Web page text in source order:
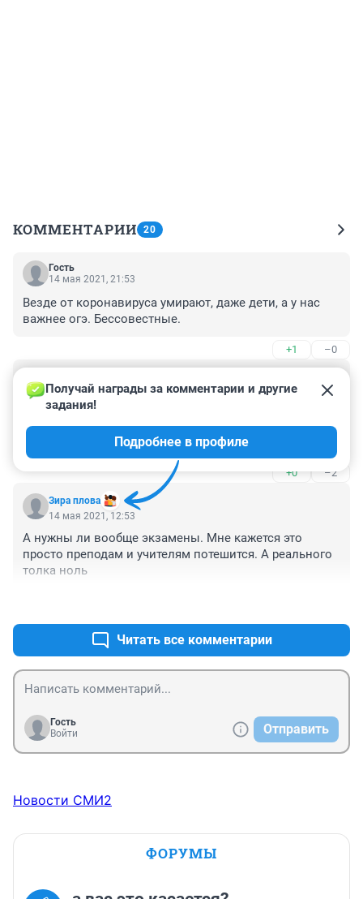
КОММЕНТАРИИ 20
Гость
14 мая 2021, 21:53
Везде от коронавируса умирают, даже дети, а у нас
важнее огэ. Бессовестные.
+1 –0
14 мая 2021, 14:15
Нунешнее поколение только с каждым годом всё
больше и больше деградируе, это связано с тем, что
преподователи с каждых годом хуже и хуже и плевать
им на детей
+0 –2
Зира плова
Получай награды за комментарии и другие
задания!
Подробнее в профиле
14 мая 2021, 12:53
А нужны ли вообще экзамены. Мне кажется это
просто преподам и учителям потешится. А реального
толка ноль
Читать все комментарии
Гость
Войти
Отправить
Новости СМИ2
ФОРУМЫ